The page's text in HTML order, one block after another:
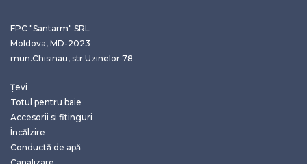
FPC "Santarm" SRL
Moldova, MD-2023
mun.Chisinau, str.Uzinelor 78
Țevi
Totul pentru baie
Accesorii si fitinguri
Încălzire
Conductă de apă